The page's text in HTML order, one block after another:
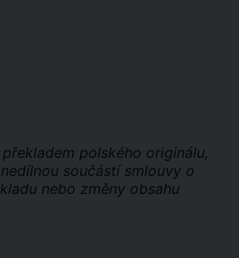
polského originálu,
součástí smlouvy o
nebo změny obsahu